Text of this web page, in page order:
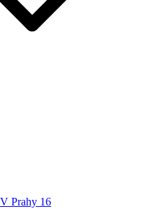
Prahy 16